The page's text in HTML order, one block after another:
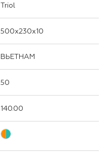
Triol
500x230x10
ВЬЕТНАМ
50
140.00